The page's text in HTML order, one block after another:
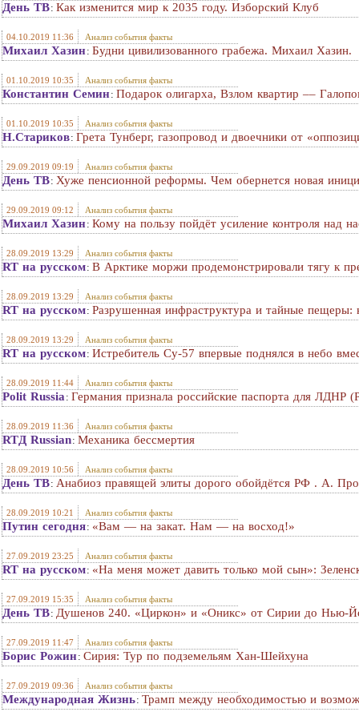
День ТВ: Как изменится мир к 2035 году. Изборский Клуб
04.10.2019 11:36 Анализ события факты
Михаил Хазин: Будни цивилизованного грабежа. Михаил Хазин.
01.10.2019 10:35 Анализ события факты
Константин Семин: Подарок олигарха, Взлом квартир ––
01.10.2019 10:35 Анализ события факты
Н.Стариков: Грета Тунберг, газопровод и двоечники от
29.09.2019 09:19 Анализ события факты
День ТВ: Хуже пенсионной реформы. Чем обернется новая
29.09.2019 09:12 Анализ события факты
Михаил Хазин: Кому на пользу пойдёт усиление контроля над
28.09.2019 13:29 Анализ события факты
RT на русском: В Арктике моржи продемонстрировали тягу к
28.09.2019 13:29 Анализ события факты
RT на русском: Разрушенная инфраструктура и тайные пещеры:
28.09.2019 13:29 Анализ события факты
RT на русском: Истребитель Су-57 впервые поднялся в небо
28.09.2019 11:44 Анализ события факты
Polit Russia : Германия признала российские паспорта для ЛДНР
28.09.2019 11:36 Анализ события факты
RTД Russian: Механика бессмертия
28.09.2019 10:56 Анализ события факты
День ТВ: Анабиоз правящей элиты дорого обойдётся РФ . А.
28.09.2019 10:21 Анализ события факты
Путин сегодня: «Вам — на закат. Нам — на восход!»
27.09.2019 23:25 Анализ события факты
RT на русском: «На меня может давить только мой сын»:
27.09.2019 15:35 Анализ события факты
День ТВ: Душенов 240. «Циркон» и «Оникс» от Сирии до Нью-
27.09.2019 11:47 Анализ события факты
Борис Рожин: Сирия: Тур по подземельям Хан-Шейхуна
27.09.2019 09:36 Анализ события факты
Международная Жизнь: Трамп между необходимостью и